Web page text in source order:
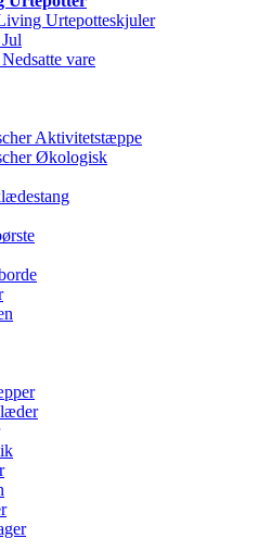
Urtepotteskjuler
vare
Aktivitetstæppe
Økologisk